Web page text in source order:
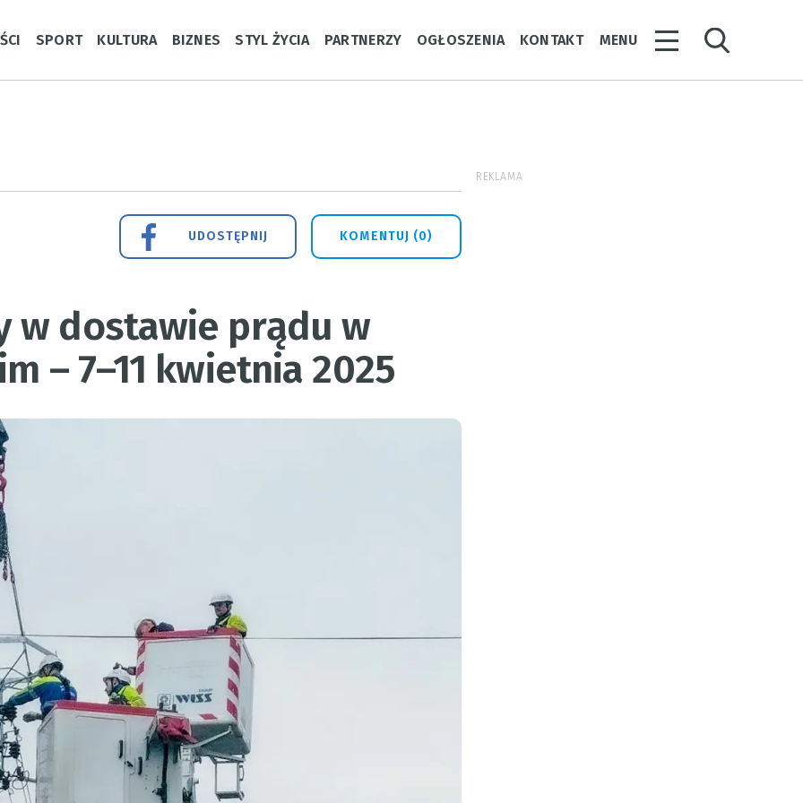
SPORT KULTURA BIZNES STYL ŻYCIA PARTNERZY OGŁOSZENIA KONTAKT MENU
KOMENTUJ (0)
UDOSTĘPNIJ
w dostawie prądu w
– 7–11 kwietnia 2025
REKLAMA